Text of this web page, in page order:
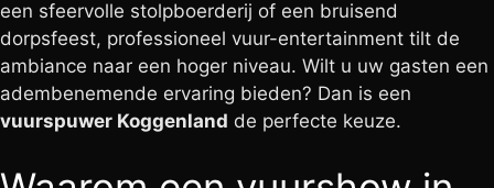
een sfeervolle stolpboerderij of een bruisend
dorpsfeest, professioneel vuur-entertainment tilt de
ambiance naar een hoger niveau. Wilt u uw gasten een
adembenemende ervaring bieden? Dan is een
vuurspuwer Koggenland de perfecte keuze.